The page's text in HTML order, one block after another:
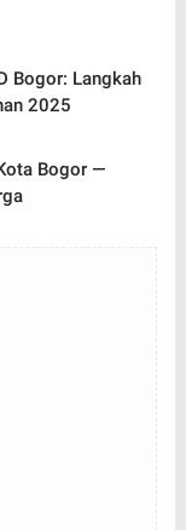
Bogor: Langkah
2025
Bogor —